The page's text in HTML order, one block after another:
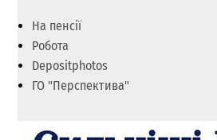
На пенсії
Робота
Depositphotos
ГО "Перспектива"